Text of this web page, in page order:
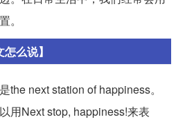
。
么说】
the next station of happiness。
用Next stop, happiness!来表